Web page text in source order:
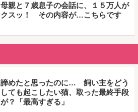
母親と７歳息子の会話に、１５万人が
クスッ！ その内容が…こちらです
諦めたと思ったのに… 飼い主をどう
しても起こしたい猫、取った最終手段
が？「最高すぎる」